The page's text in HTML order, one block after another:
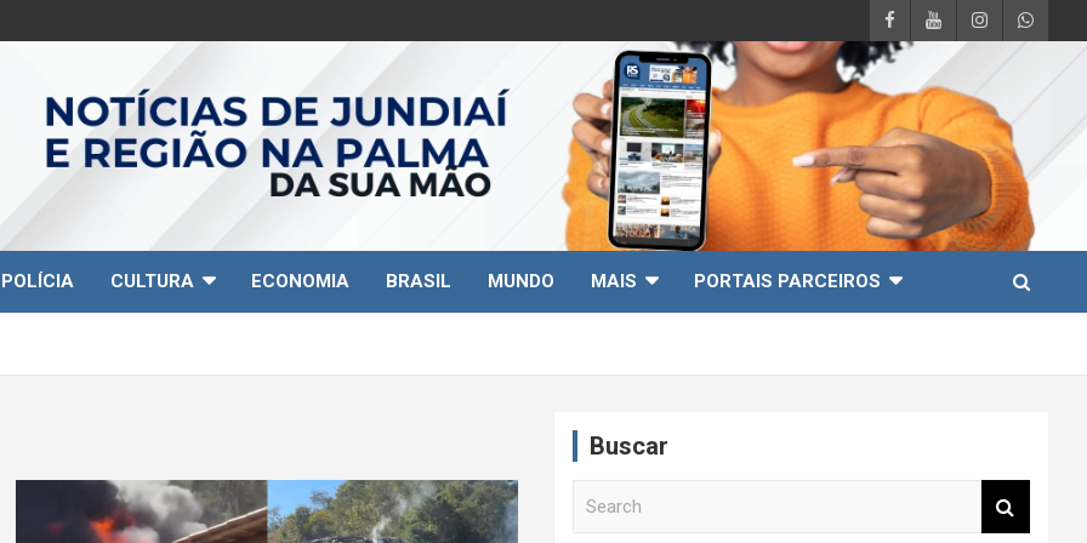
POLÍCIA CULTURA ECONOMIA BRASIL MUNDO MAIS PORTAIS PARCEIROS
Buscar